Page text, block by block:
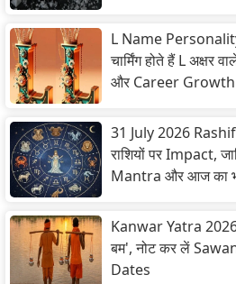
L Name
चार्मिंग होते हैं L अक्षर
और Career Growth
31 July 2026
राशियों पर Impact,
Mantra और आज का
Kanwar Yatra
बम', नोट कर लें
Dates